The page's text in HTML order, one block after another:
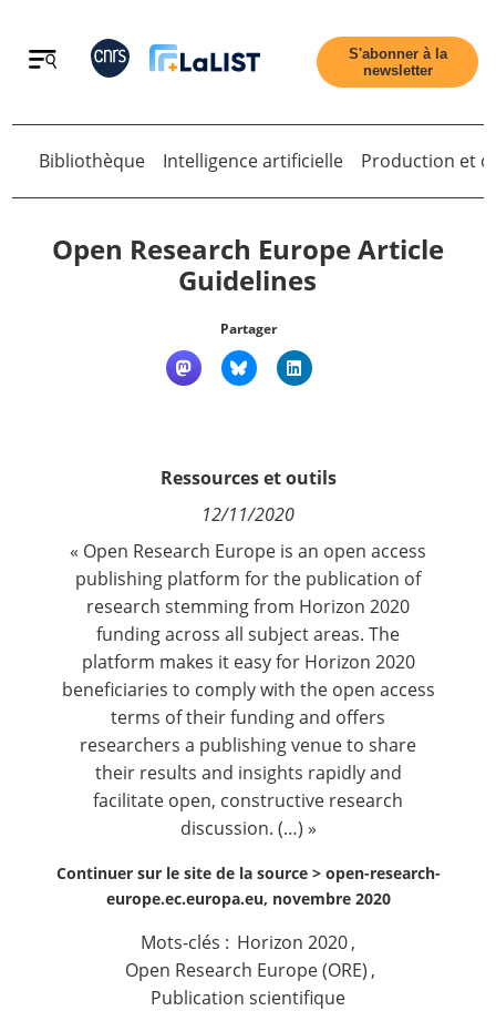
Retour
Nous suivre
S'abonner à la
newsletter
Retour
Bibliothèque Intelligence artificielle Production et
Open Research Europe Article
Guidelines
Partager
Ressources et outils
12/11/2020
« Open Research Europe is an open access
publishing platform for the publication of
research stemming from Horizon 2020
funding across all subject areas. The
platform makes it easy for Horizon 2020
beneficiaries to comply with the open access
terms of their funding and offers
researchers a publishing venue to share
their results and insights rapidly and
facilitate open, constructive research
discussion. (…) »
Continuer sur le site de la source > open-research-
europe.ec.europa.eu, novembre 2020
Mots-clés : Horizon 2020,
Open Research Europe (ORE) ,
Publication scientifique